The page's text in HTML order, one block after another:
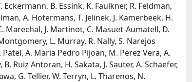
B. Essink, K. Faulkner, R. Feldman,
A. Hotermans, T. Jelinek, J. Kamerbeek, H.
Marechal, J. Martinot, C. Masuet-Aumatell, D.
L. Murray, R. Nally, S. Narejos
A. Maria Pedro Pijoan, M. Perez Vera, A.
Ruiz Antoran, H. Sakata, J. Sauter, A. Schaefer,
G. Tellier, W. Terryn, L. Tharenos, N.